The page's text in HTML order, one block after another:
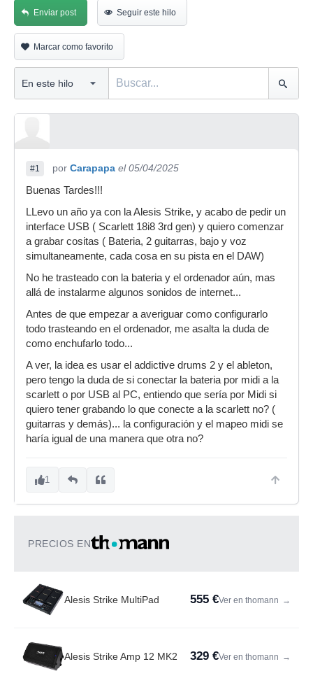
Enviar post Seguir este hilo
Marcar como favorito
#1 por Carapapa el 05/04/2025
Buenas Tardes!!!
LLevo un año ya con la Alesis Strike, y acabo de pedir un
interface USB ( Scarlett 18i8 3rd gen) y quiero comenzar
a grabar cositas ( Bateria, 2 guitarras, bajo y voz
simultaneamente, cada cosa en su pista en el DAW)
No he trasteado con la bateria y el ordenador aún, mas
allá de instalarme algunos sonidos de internet...
Antes de que empezar a averiguar como configurarlo
todo trasteando en el ordenador, me asalta la duda de
como enchufarlo todo...
A ver, la idea es usar el addictive drums 2 y el ableton,
pero tengo la duda de si conectar la bateria por midi a la
scarlett o por USB al PC, entiendo que sería por Midi si
quiero tener grabando lo que conecte a la scarlett no? (
guitarras y demás)... la configuración y el mapeo midi se
haría igual de una manera que otra no?
1
PRECIOS EN
Alesis Strike MultiPad 555 €Ver en thomann →
Alesis Strike Amp 12 MK2 329 €Ver en thomann →